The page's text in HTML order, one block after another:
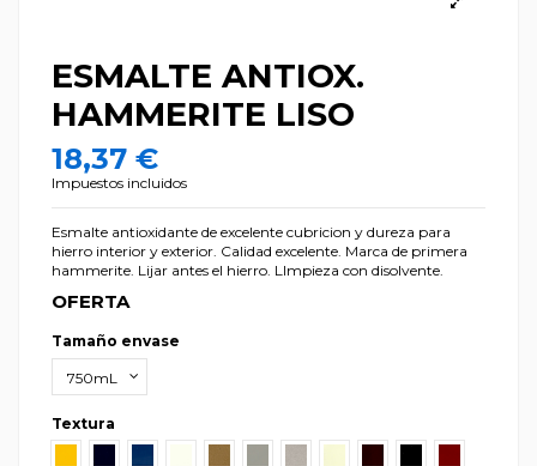
ESMALTE ANTIOX.
HAMMERITE LISO
18,37 €
Impuestos incluidos
Esmalte antioxidante de excelente cubricion y dureza para
hierro interior y exterior. Calidad excelente. Marca de primera
hammerite. Lijar antes el hierro. LImpieza con disolvente.
OFERTA
Tamaño envase
Textura